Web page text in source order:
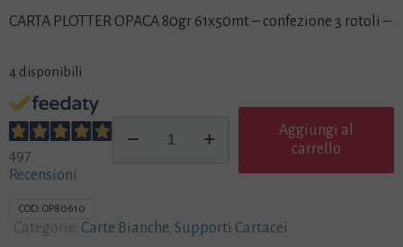
CARTA PLOTTER OPACA 80gr 61x50mt – confezione 3 rotoli –
4 disponibili
497
Recensioni
PLOTTER
61x50mt
-
Aggiungi al
carrello
COD: OP80610
Categorie: Carte Bianche Supporti Cartacei